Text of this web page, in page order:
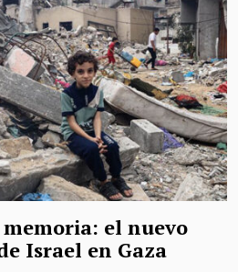
el nuevo
Israel en Gaza